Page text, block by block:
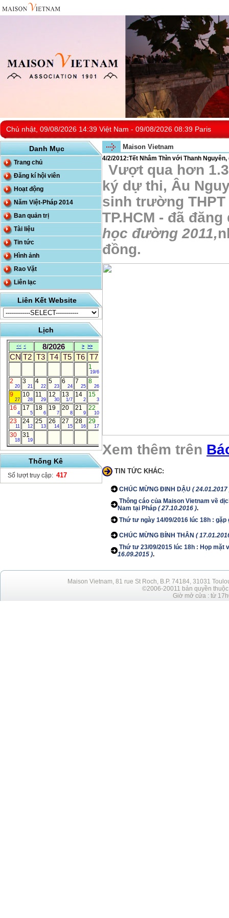
Chủ nhật, 09/08/2026 14:39 Việt Nam - 09/08/2026 08:39 Paris
Danh Mục
Trang chủ
Đăng kí hội viên
Hoạt động
Năm Việt-Pháp 2014
Ban quản trị
Tài liệu
Tin tức
Hình ảnh
Rao Vặt
Liên lạc
Liên Kết Website
Lịch
<< < 8/2026 > >>
CN T2 T3 T4 T5 T6 T7
1
19/6
2
20
3
21
4
22
5
23
6
24
7
25
8
26
9
27
10
28
11
29
12
30
13
1/7
14
2
15
3
16
4
17
5
18
6
19
7
20
8
21
9
22
10
23
11
24
12
25
13
26
14
27
15
28
16
29
17
30
18
31
19
Thống Kê
Số lượt truy cập: 417
Maison Vietnam
4/2/2012:Tết Nhâm Thìn với Thanh
Vượt qua hơn
ký dự thi, Âu
sinh trường
TP.HCM - đã
học đường 2011,
đồng.
Xem thêm trên
TIN TỨC KHÁC:
CHÚC MỪNG ĐINH DẬU ( 24.01.2017
Thông cáo của Maison Vietnam về
Nam tại Pháp ( 27.10.2016 ).
Thứ tư ngày 14/09/2016 lúc 18h :
CHÚC MỪNG BÍNH THÂN (
Thứ tư 23/09/2015 lúc 18h : Họp
16.09.2015 ).
Maison Vietnam, 81 rue St Roch, B.P. 74184, 31031
©2006-20011 bản quyền
Giờ mở cửa : từ